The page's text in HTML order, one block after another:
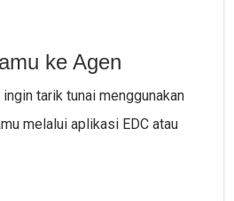
ke Agen
tarik tunai menggunakan
melalui aplikasi EDC atau